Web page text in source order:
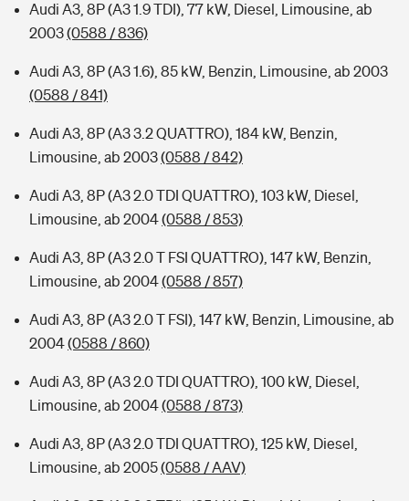
Audi A3, 8P (A3 1.9 TDI), 77 kW, Diesel, Limousine, ab
2003(0588 / 836)
Audi A3, 8P (A3 1.6), 85 kW, Benzin, Limousine, ab 2003
(0588 / 841)
Audi A3, 8P (A3 3.2 QUATTRO), 184 kW, Benzin,
Limousine, ab 2003(0588 / 842)
Audi A3, 8P (A3 2.0 TDI QUATTRO), 103 kW, Diesel,
Limousine, ab 2004(0588 / 853)
Audi A3, 8P (A3 2.0 T FSI QUATTRO), 147 kW, Benzin,
Limousine, ab 2004(0588 / 857)
Audi A3, 8P (A3 2.0 T FSI), 147 kW, Benzin, Limousine, ab
2004(0588 / 860)
Audi A3, 8P (A3 2.0 TDI QUATTRO), 100 kW, Diesel,
Limousine, ab 2004(0588 / 873)
Audi A3, 8P (A3 2.0 TDI QUATTRO), 125 kW, Diesel,
Limousine, ab 2005(0588 / AAV)